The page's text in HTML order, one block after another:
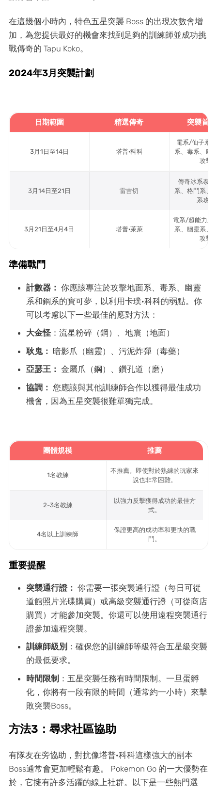
在這幾個小時內，特色五星突襲 Boss 的出現次數會增
加，為您提供最好的機會來找到足夠的訓練師並成功挑
戰傳奇的 Tapu Koko。
2024年3月突襲計劃
日期範圍 精選傳奇 突襲首
3月1日至14日 塔普·科科
電系/仙子系
系、毒系、幽
攻擊
3月14日至21日 雷吉切
傳奇冰系泰
系、格鬥系、
系攻擊
3月21日至4月4日 塔普·萊萊
電系/超能力系
系、幽靈系、
攻擊
準備戰鬥
計數器： 你應該專注於攻擊地面系、毒系、幽靈
系和鋼系的寶可夢，以利用卡璞·科科的弱點。你
可以考慮以下一些最佳的應對方法：
大金怪：流星粉碎（鋼）、地震（地面）
耿鬼： 暗影爪（幽靈）、污泥炸彈（毒藥）
亞瑟王： 金屬爪（鋼）、鑽孔道（磨）
協調： 您應該與其他訓練師合作以獲得最佳成功
機會，因為五星突襲很難單獨完成。
團體規模 推薦
1名教練
不推薦。即使對於熟練的玩家來
說也非常困難。
2-3名教練
以強力反擊獲得成功的最佳方
式。
4名以上訓練師
保證更高的成功率和更快的戰
鬥。
重要提醒
突襲通行證： 你需要一張突襲通行證（每日可從
道館照片光碟購買）或高級突襲通行證（可從商店
購買）才能參加突襲。你還可以使用遠程突襲通行
證參加遠程突襲。
訓練師級別 ：確保您的訓練師等級符合五星級突襲
的最低要求。
時間限制 ：五星突襲任務有時間限制。一旦蛋孵
化，你將有一段有限的時間（通常約一小時）來擊
敗突襲Boss。
方法3：尋求社區協助
有隊友在旁協助，對抗像塔普·科科這樣強大的副本
Boss通常會更加輕鬆有趣。 Pokemon Go 的一大優勢在
於，它擁有許多活躍的線上社群。以下是一些熱門選